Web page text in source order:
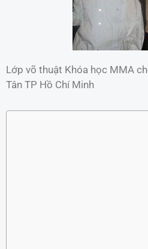
Lớp võ thuật Khóa học MMA
Tân TP Hồ Chí Minh